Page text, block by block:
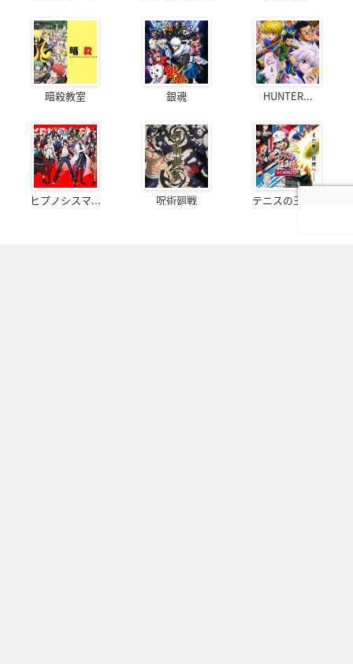
暗殺教室 銀魂 HUNTER...
ヒプノシスマ... 呪術廻戦 テニスの王子様